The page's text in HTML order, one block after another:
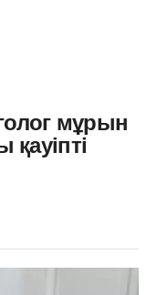
мұрын